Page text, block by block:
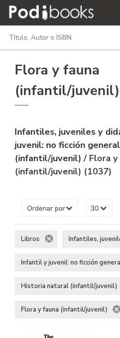
Flora y fauna
(infantil/juvenil)
Infantiles, juveniles y
juvenil: no ficción
(infantil/juvenil)/ Flora y
(infantil/juvenil) (1037)
Libros Infantiles,
Infantil y juvenil: no ficción
Historia natural (infantil/juvenil)
Flora y fauna (infantil/juvenil)